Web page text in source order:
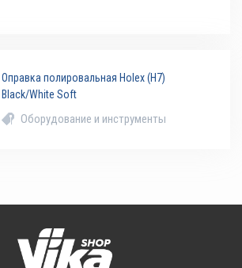
Оправка полировальная Holex (H7)
Black/White Soft
Оборудование и инструменты